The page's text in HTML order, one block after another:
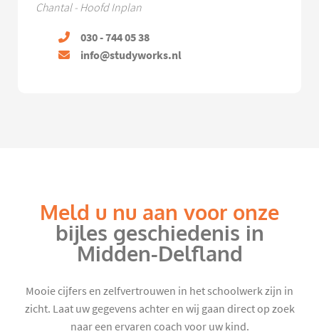
Chantal - Hoofd Inplan
030 - 744 05 38
info@studyworks.nl
Meld u nu aan voor onze
bijles geschiedenis in
Midden-Delfland
Mooie cijfers en zelfvertrouwen in het schoolwerk zijn in
zicht. Laat uw gegevens achter en wij gaan direct op zoek
naar een ervaren coach voor uw kind.